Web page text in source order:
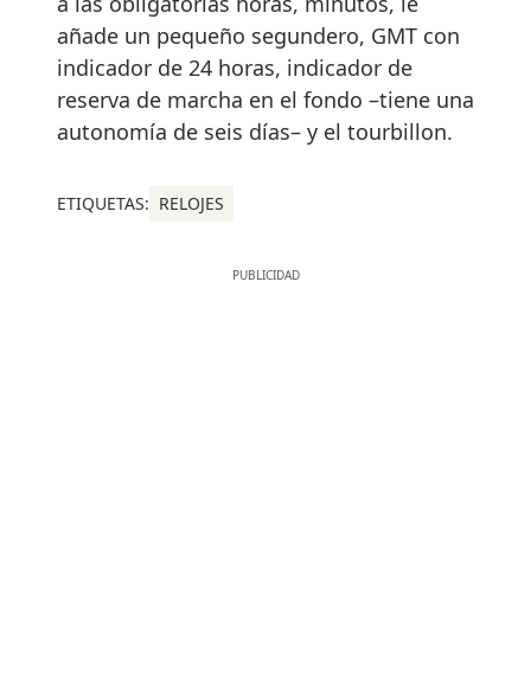
añade un pequeño segundero, GMT con
indicador de 24 horas, indicador de
reserva de marcha en el fondo –tiene una
autonomía de seis días– y el tourbillon.
ETIQUETAS: RELOJES